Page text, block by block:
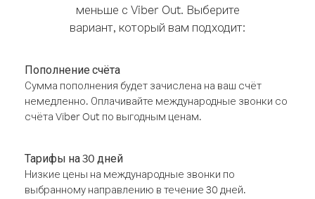
меньше с Viber Out. Выберите
вариант, который вам подходит:
Пополнение счёта
Сумма пополнения будет зачислена на ваш счёт
немедленно. Оплачивайте международные звонки со
счёта Viber Out по выгодным ценам.
Тарифы на 30 дней
Низкие цены на международные звонки по
выбранному направлению в течение 30 дней.